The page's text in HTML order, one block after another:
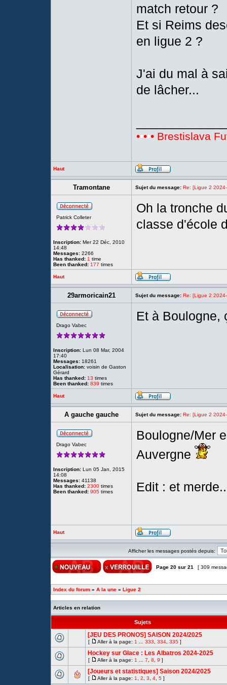
match retour ?
Et si Reims
en ligue 2 ?
J'ai du mal à
de lâcher...
••••• Brestislava
Haut
Tramontane Sujet du message: Re: [Ligue 2
Patrick Colleter
Inscription: Mer 22 Déc, 2010
14:48
Messages: 2266
Has thanked: 1 time
Been thanked: 177 times
Oh la tronche
classe d'école
Haut
29armoricain21 Sujet du message: Re: [Ligue 2
Drago Vabec
Inscription: Lun 08 Mar, 2004
17:40
Messages: 18261
Localisation: voisin de Gaston
Gérard
Has thanked: 13 times
Been thanked: 839 times
Et à Boulogne,
Haut
A gauche gauche Sujet du message: Re: [Ligue 2
Drago Vabec
Inscription: Lun 05 Jan, 2015
14:08
Messages: 41138
Has thanked: 2300 times
Been thanked: 905 times
Boulogne/Mer
Auvergne
Edit : et
Haut
Afficher les messages postés depuis:
Page 20 sur 21 [ 309
Index du forum » A la une » Ligue 2
Articles en relation
Sujets
[JEU DES PRONOS] SAISON 2024/2025
[ Aller à la page: 1 333 334 335 ]
Hockey sur Glace : Les Albatros 2024-2025
[ Aller à la page: 1 7 8 9 ]
[Joueurs et statistiques] Saison 2024/2025
[ Aller à la page: 1 2 3 4 5 ]